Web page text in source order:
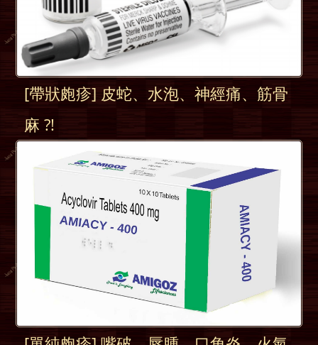
[帶狀皰疹] 皮蛇、水泡、神經痛、筋骨
麻 ?!